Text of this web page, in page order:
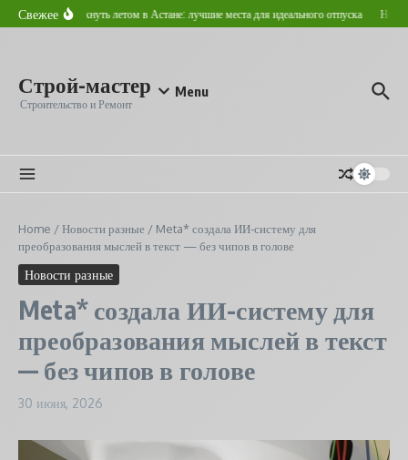
Перейти к содержанию
СвежееГде отдохнуть летом в Астане: лучшие места для идеального отпуска
Строй-мастер
Строительство и Ремонт
Menu
Home /Новости разные / Meta* создала ИИ-систему для
преобразования мыслей в текст — без чипов в голове
Новости разные
Meta* создала ИИ-систему для
преобразования мыслей в текст
— без чипов в голове
30 июня, 2026